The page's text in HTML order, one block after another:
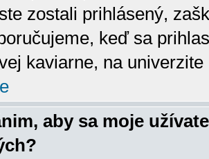
zostali prihlásený,
keď sa
kaviarne, na univerzite
aby sa moje